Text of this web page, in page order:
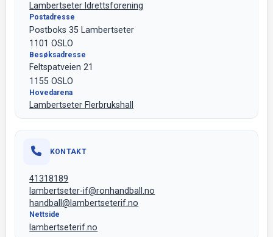
Lambertseter Idrettsforening
Postadresse
Postboks 35 Lambertseter
1101 OSLO
Besøksadresse
Feltspatveien 21
1155 OSLO
Hovedarena
Lambertseter Flerbrukshall
KONTAKT
41318189
lambertseter-if@ronhandball.no
handball@lambertseterif.no
Nettside
lambertseterif.no